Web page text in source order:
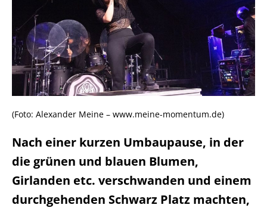
(Foto: Alexander Meine – www.meine-momentum.de)
Nach einer kurzen Umbaupause, in der
die grünen und blauen Blumen,
Girlanden etc. verschwanden und einem
durchgehenden Schwarz Platz machten,